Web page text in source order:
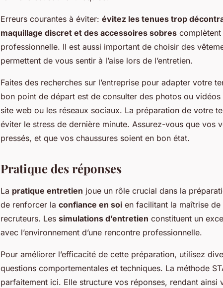
Erreurs courantes à éviter: évitez les tenues trop
maquillage discret et des accessoires sobres complètent
professionnelle. Il est aussi important de choisir des
permettent de vous sentir à l’aise lors de l’entretien.
Faites des recherches sur l’entreprise pour adapter votre
bon point de départ est de consulter des photos ou vidéos
site web ou les réseaux sociaux. La préparation de votre
éviter le stress de dernière minute. Assurez-vous que vos
pressés, et que vos chaussures soient en bon état.
Pratique des réponses
La pratique entretien joue un rôle crucial dans la
de renforcer la confiance en soi en facilitant la maîtrise
recruteurs. Les simulations d’entretien constituent un
avec l’environnement d’une rencontre professionnelle.
Pour améliorer l’efficacité de cette préparation, utilisez
questions comportementales et techniques. La méthode
parfaitement ici. Elle structure vos réponses, rendant ainsi